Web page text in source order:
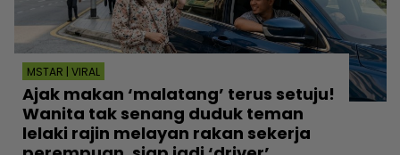
MSTAR | VIRAL
Ajak makan ‘malatang’ terus setuju!
Wanita tak senang duduk teman
lelaki rajin melayan rakan sekerja